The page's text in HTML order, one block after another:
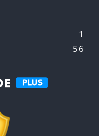
1
56